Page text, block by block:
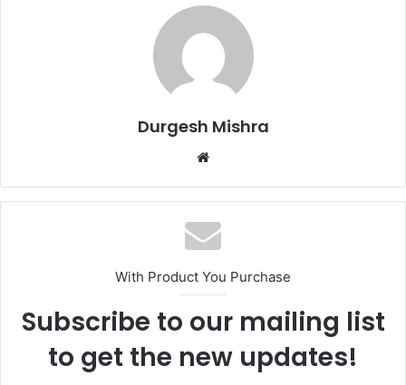
Durgesh Mishra
Website
With Product You Purchase
Subscribe to our mailing list
to get the new updates!